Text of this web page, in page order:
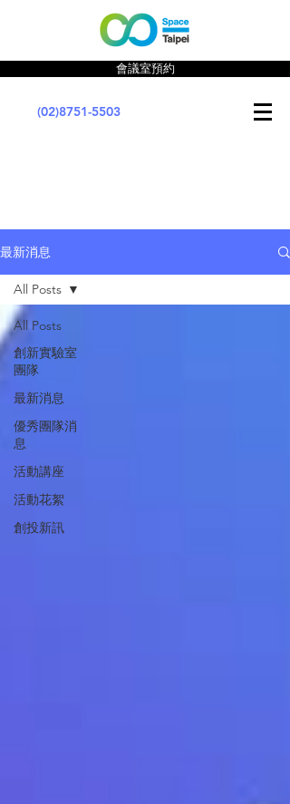
會議室預約
(02)8751-5503
最新消息
All Posts
創新實驗室
團隊
最新消息
優秀團隊消
息
活動講座
活動花絮
創投新訊
All Posts